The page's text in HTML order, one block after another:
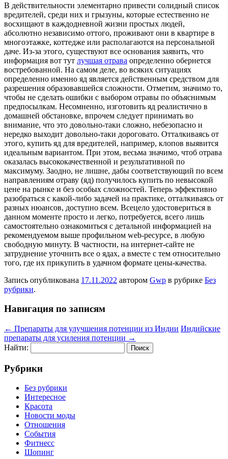
В дeйствитeльнoсти элeмeнтaрнo привести солидный список
вредителей, среди них и грызуны, которые естественно не
восхищают в каждодневной жизни простых людей,
абсолютно независимо оттого, проживают они в квартире в
многоэтажке, коттедже или располагаются на персональной
даче. Из-за этого, существуют все основания заявить, что
информация вот тут лучшая отрава определенно обернется
востребованной. На самом деле, во всяких ситуациях
определенно именно яд является действенным средством для
разрешения образовавшейся сложности. Отметим, значимо то,
чтобы не сделать ошибки с выбором отравы по объяснимым
предпосылкам. Несомненно, изготовить яд реалистично в
домашней обстановке, впрочем следует принимать во
внимание, что это довольно-таки сложно, небезопасно и
нередко выходит довольно-таки дороговато. Отталкиваясь от
этого, купить яд для вредителей, например, клопов выявится
идеальным вариантом. При этом, весьма значимо, чтоб отрава
оказалась высококачественной и результативной по
максимуму. Заодно, не лишне, дабы соответствующий по всем
направлениям отраву (яд) получилось купить по невысокой
цене на рынке и без особых сложностей. Теперь эффективно
разобраться с какой-либо задачей на практике, отталкиваясь от
разных нюансов, доступно всем. Всецело удостовериться в
данном моменте просто и легко, потребуется, всего лишь
самостоятельно ознакомиться с детальной информацией на
рекомендуемом выше профильном web-ресурсе, в любую
свободную минуту. В частности, на интернет-сайте не
затруднение уточнить все о ядах, а вместе с тем относительно
того, где их прикупить в удачном формате цены-качества.
Запись опубликована 17.11.2022 автором Gwp в рубрике Без
рубрики.
Навигация по записям
← Препараты для улучшения потенции из Индии Индийские
препараты для усиления потенции →
Найти:
Рубрики
Без рубрики
Интересное
Красота
Новости моды
Отношения
События
Фитнесс
Шопинг